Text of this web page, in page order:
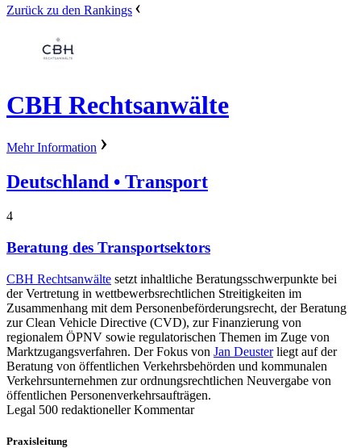
Zurück zu den Rankings
CBH Rechtsanwälte
Mehr Information
Deutschland • Transport
4
Beratung des Transportsektors
CBH Rechtsanwälte setzt inhaltliche Beratungsschwerpunkte bei
der Vertretung in wettbewerbsrechtlichen Streitigkeiten im
Zusammenhang mit dem Personenbeförderungsrecht, der Beratung
zur Clean Vehicle Directive (CVD), zur Finanzierung von
regionalem ÖPNV sowie regulatorischen Themen im Zuge von
Marktzugangsverfahren. Der Fokus von Jan Deusterliegt auf der
Beratung von öffentlichen Verkehrsbehörden und kommunalen
Verkehrsunternehmen zur ordnungsrechtlichen Neuvergabe von
öffentlichen Personenverkehrsaufträgen.
Legal 500 redaktioneller Kommentar
Praxisleitung